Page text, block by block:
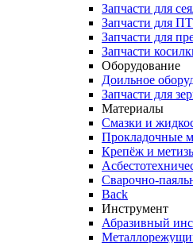
Запчасти для
Запчасти для
Запчасти для
Запчасти
Оборудование
Доильное
Запчасти для
Материалы
Смазки и
Прокладочные
Крепёж и
Сварочно-
Back
Инструмент
Абразивный